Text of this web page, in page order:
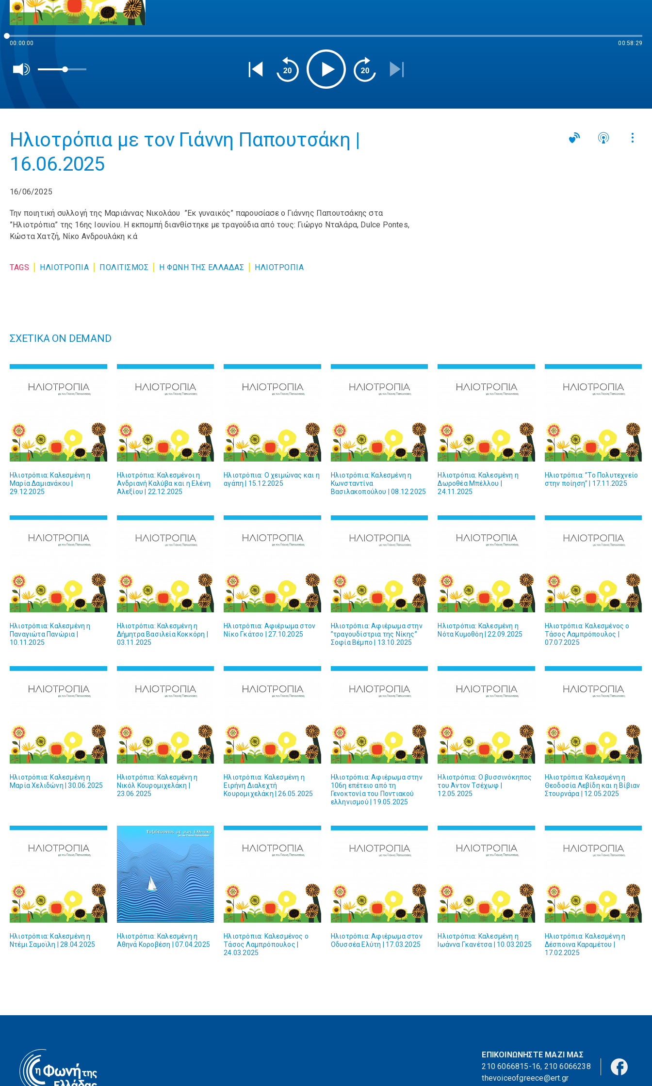
00:00:00 00:58:29
Ηλιοτρόπια με τον Γιάννη Παπουτσάκη |
16.06.2025
16/06/2025
Την ποιητική συλλογή της Μαριάννας Νικολάου ”Εκ γυναικός” παρουσίασε ο Γιάννης Παπουτσάκης στα
”Ηλιοτρόπια” της 16ης Ιουνίου. Η εκπομπή διανθίστηκε με τραγούδια από τους: Γιώργο Νταλάρα, Dulce Pontes,
Kώστα Χατζή, Νίκο Ανδρουλάκη κ.ά
TAGS ΗΛΙΟΤΡΟΠΙΑ ΠΟΛΙΤΙΣΜΌΣ Η ΦΩΝΗ ΤΗΣ ΕΛΛΑΔΑΣ ΗΛΙΟΤΡΟΠΙΑ
ΣΧΕΤΙΚΑ ON DEMAND
Ηλιοτρόπια: Καλεσμένη η
Μαρία Δαμιανάκου |
29.12.2025
Ηλιοτρόπια: Καλεσμένοι η
Ανδριανή Καλύβα και η Ελένη
Αλεξίου | 22.12.2025
Ηλιοτρόπια: Ο χειμώνας και η
αγάπη | 15.12.2025
Ηλιοτρόπια: Καλεσμένη η
Κωνσταντίνα
Βασιλακοπούλου | 08.12.2025
Ηλιοτρόπια: Καλεσμένη η
Δωροθέα Μπέλλου |
24.11.2025
Ηλιοτρόπια: ”Το Πολυτεχνείο
στην ποίηση” | 17.11.2025
Ηλιοτρόπια: Καλεσμένη η
Παναγιώτα Πανώρια |
10.11.2025
Ηλιοτρόπια: Καλεσμένη η
Δήμητρα Βασιλεία Κοκκόρη |
03.11.2025
Ηλιοτρόπια: Αφιέρωμα στον
Νίκο Γκάτσο | 27.10.2025
Ηλιοτρόπια: Αφιέρωμα στην
”τραγουδίστρια της Νίκης”
Σοφία Βέμπο | 13.10.2025
Ηλιοτρόπια: Καλεσμένη η
Νότα Κυμοθόη | 22.09.2025
Ηλιοτρόπια: Καλεσμένος ο
Τάσος Λαμπρόπουλος |
07.07.2025
Ηλιοτρόπια: Καλεσμένη η
Μαρία Χελιδώνη | 30.06.2025
Ηλιοτρόπια: Καλεσμένη η
Νικόλ Κουρομιχελάκη |
23.06.2025
Ηλιοτρόπια: Καλεσμένη η
Ειρήνη Διαλεχτή
Κουρομιχελάκη | 26.05.2025
Ηλιοτρόπια: Αφιέρωμα στην
106η επέτειο από τη
Γενοκτονία του Ποντιακού
ελληνισμού | 19.05.2025
Ηλιοτρόπια: Ο βυσσινόκηπος
του Άντον Τσέχωφ |
12.05.2025
Ηλιοτρόπια: Καλεσμένη η
Θεοδοσία Λεβίδη και η Βίβιαν
Στουρνάρα | 12.05.2025
Ηλιοτρόπια: Καλεσμένη η
Ντέμι Σαμοϊλη | 28.04.2025
Ηλιοτρόπια: Καλεσμένη η
Αθηνά Κοροβέση | 07.04.2025
Ηλιοτρόπια: Καλεσμένος ο
Τάσος Λαμπρόπουλος |
24.03.2025
Ηλιοτρόπια: Αφιέρωμα στον
Οδυσσέα Ελύτη | 17.03.2025
Ηλιοτρόπια: Καλεσμένη η
Ιωάννα Γκανέτσα | 10.03.2025
Ηλιοτρόπια: Καλεσμένη η
Δέσποινα Καραμέτου |
17.02.2025
ΕΠΙΚΟΙΝΩΝΗΣΤΕ ΜΑΖΙ ΜΑΣ
210 6066815-16, 210 6066238
thevoiceofgreece@ert.gr